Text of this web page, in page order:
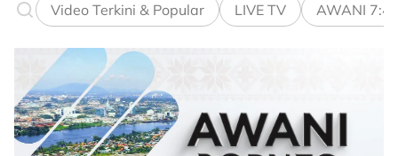
Video Terkini & Popular LIVE TV AWANI